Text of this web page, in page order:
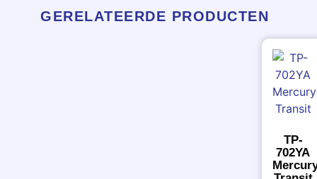
GERELATEERDE PRODUCTEN
TP-
702YA